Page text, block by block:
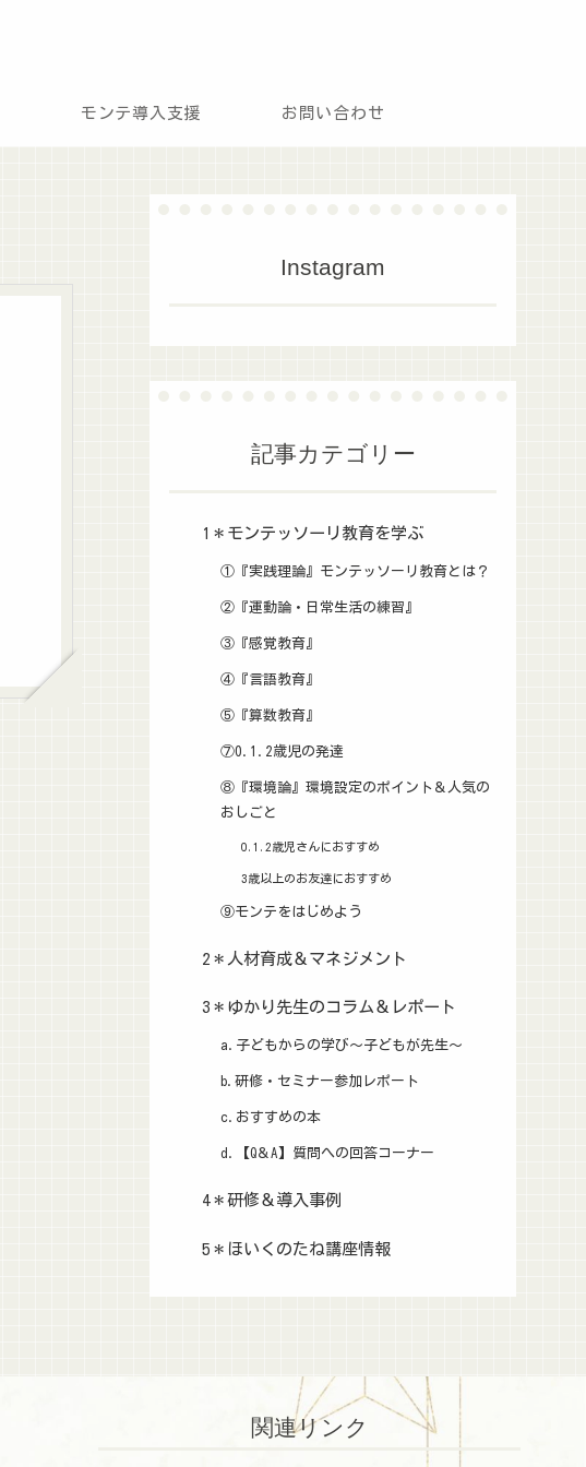
モンテ導入支援 お問い合わせ
Instagram
記事カテゴリー
1＊モンテッソーリ教育を学ぶ
①『実践理論』モンテッソーリ教育とは？
②『運動論・日常生活の練習』
③『感覚教育』
④『言語教育』
⑤『算数教育』
⑦0.1.2歳児の発達
⑧『環境論』環境設定のポイント＆人気の
おしごと
0.1.2歳児さんにおすすめ
3歳以上のお友達におすすめ
⑨モンテをはじめよう
2＊人材育成＆マネジメント
3＊ゆかり先生のコラム＆レポート
a.子どもからの学び～子どもが先生～
b.研修・セミナー参加レポート
c.おすすめの本
d.【Q＆A】質問への回答コーナー
4＊研修＆導入事例
5＊ほいくのたね講座情報
関連リンク